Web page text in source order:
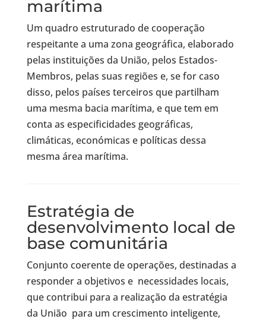
marítima
Um quadro estruturado de cooperação
respeitante a uma zona geográfica, elaborado
pelas instituições da União, pelos Estados-
Membros, pelas suas regiões e, se for caso
disso, pelos países terceiros que partilham
uma mesma bacia marítima, e que tem em
conta as especificidades geográficas,
climáticas, económicas e políticas dessa
mesma área marítima.
Estratégia de
desenvolvimento local de
base comunitária
Conjunto coerente de operações, destinadas a
responder a objetivos e necessidades locais,
que contribui para a realização da estratégia
da União para um crescimento inteligente,